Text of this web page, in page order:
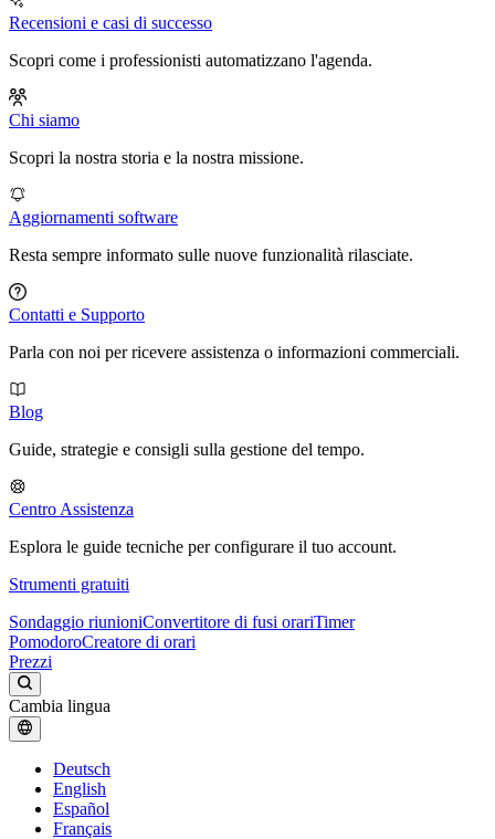
Recensioni e casi di successo
Scopri come i professionisti automatizzano l'agenda.
Chi siamo
Scopri la nostra storia e la nostra missione.
Aggiornamenti software
Resta sempre informato sulle nuove funzionalità rilasciate.
Contatti e Supporto
Parla con noi per ricevere assistenza o informazioni commerciali.
Blog
Guide, strategie e consigli sulla gestione del tempo.
Centro Assistenza
Esplora le guide tecniche per configurare il tuo account.
Strumenti gratuiti
Sondaggio riunioniConvertitore di fusi orariTimer
PomodoroCreatore di orari
Prezzi
Cambia lingua
Deutsch
English
Español
Français